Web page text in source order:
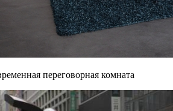
переговорная комната